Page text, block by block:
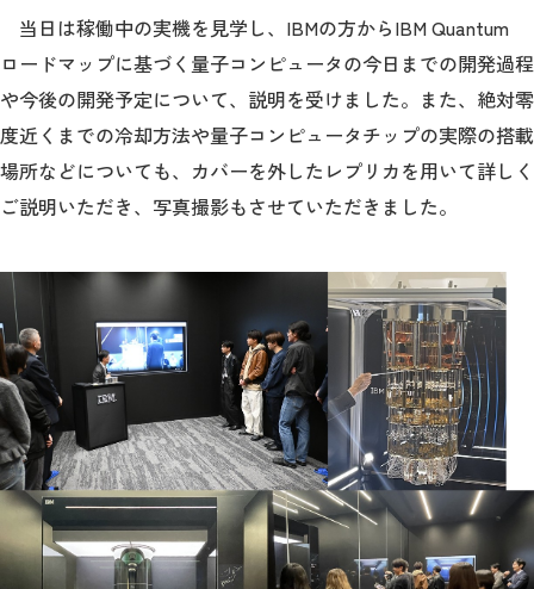
2026年9月入学者向け 新入生サイト
MGグッズ オンラインショップ
（外部サイト）
案内
入試情報
お問合わせ 取材・撮影 資料請求
当日は稼働中の実機を見学し、IBMの方からIBM Quantum
ロードマップに基づく量子コンピュータの今日までの開発過程
や今後の開発予定について、説明を受けました。また、絶対零
度近くまでの冷却方法や量子コンピュータチップの実際の搭載
場所などについても、カバーを外したレプリカを用いて詳しく
ご説明いただき、写真撮影もさせていただきました。